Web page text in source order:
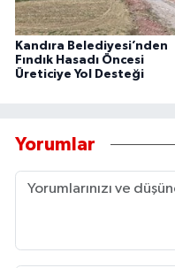
Kandıra Belediyesi’nden
Fındık Hasadı Öncesi
Üreticiye Yol Desteği
Yorumlar